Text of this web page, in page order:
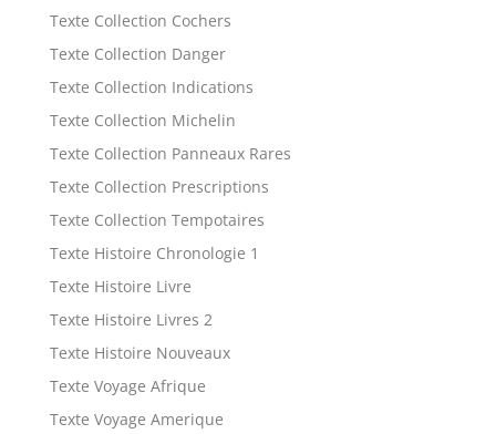
Texte Collection Cochers
Texte Collection Danger
Texte Collection Indications
Texte Collection Michelin
Texte Collection Panneaux Rares
Texte Collection Prescriptions
Texte Collection Tempotaires
Texte Histoire Chronologie 1
Texte Histoire Livre
Texte Histoire Livres 2
Texte Histoire Nouveaux
Texte Voyage Afrique
Texte Voyage Amerique